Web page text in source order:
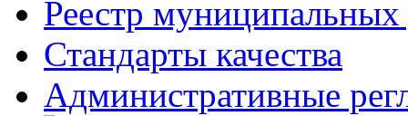
Реестр муниципальных
Стандарты качества
Административные